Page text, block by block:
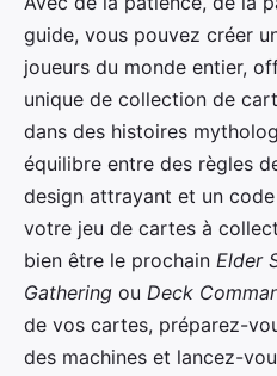
guide, vous pouvez créer
joueurs du monde entier,
unique de collection de
dans des histoires
équilibre entre des règles
design attrayant et un
votre jeu de cartes à
bien être le prochain Elder
Gathering ou Deck
de vos cartes, préparez-
des machines et lancez-